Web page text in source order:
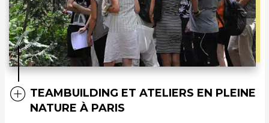
TEAMBUILDING ET ATELIERS EN PLEINE
NATURE À PARIS